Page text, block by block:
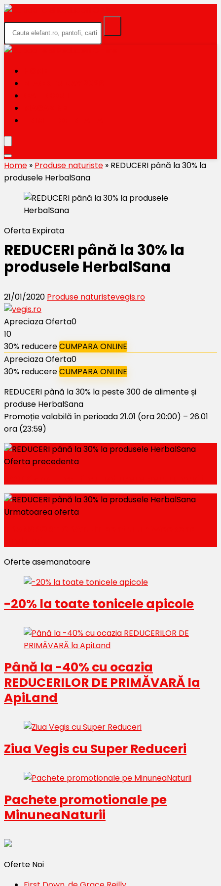
Home » Produse naturiste » REDUCERI până la 30% la
produsele HerbalSana
Oferta Expirata
REDUCERI până la 30% la
produsele HerbalSana
21/01/2020 Produse naturistevegis.ro
Apreciaza Oferta0
10
30% reducereCUMPARA ONLINE
Apreciaza Oferta0
30% reducereCUMPARA ONLINE
REDUCERI până la 30% la peste 300 de alimente și
produse HerbalSana
Promoție valabilă în perioada 21.01 (ora 20:00) – 26.01
ora (23:59)
Oferta precedenta
Urmatoarea oferta
Oferte asemanatoare
-20% la toate tonicele apicole
Până la -40% cu ocazia
REDUCERILOR DE PRIMĂVARĂ la
ApiLand
Ziua Vegis cu Super Reduceri
Pachete promotionale pe
MinuneaNaturii
Oferte Noi